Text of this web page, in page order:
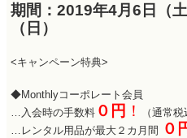
期間：2019年4月6日（
（日）
<キャンペーン特典>
◆Monthlyコーポレート会員
…入会時の手数料 ０円 ！
（通常
…レンタル用品が最大２カ月間
０